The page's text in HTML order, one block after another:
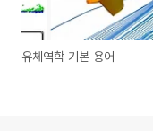
유체역학 기본 용어